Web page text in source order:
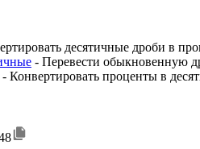
десятичные дроби в
- Перевести обыкновенную
- Конвертировать проценты в